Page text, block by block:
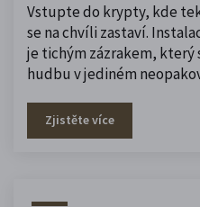
Vstupte do krypty, kde
se na chvíli zastaví.
je tichým zázrakem, který
hudbu v jediném
Zjistěte více